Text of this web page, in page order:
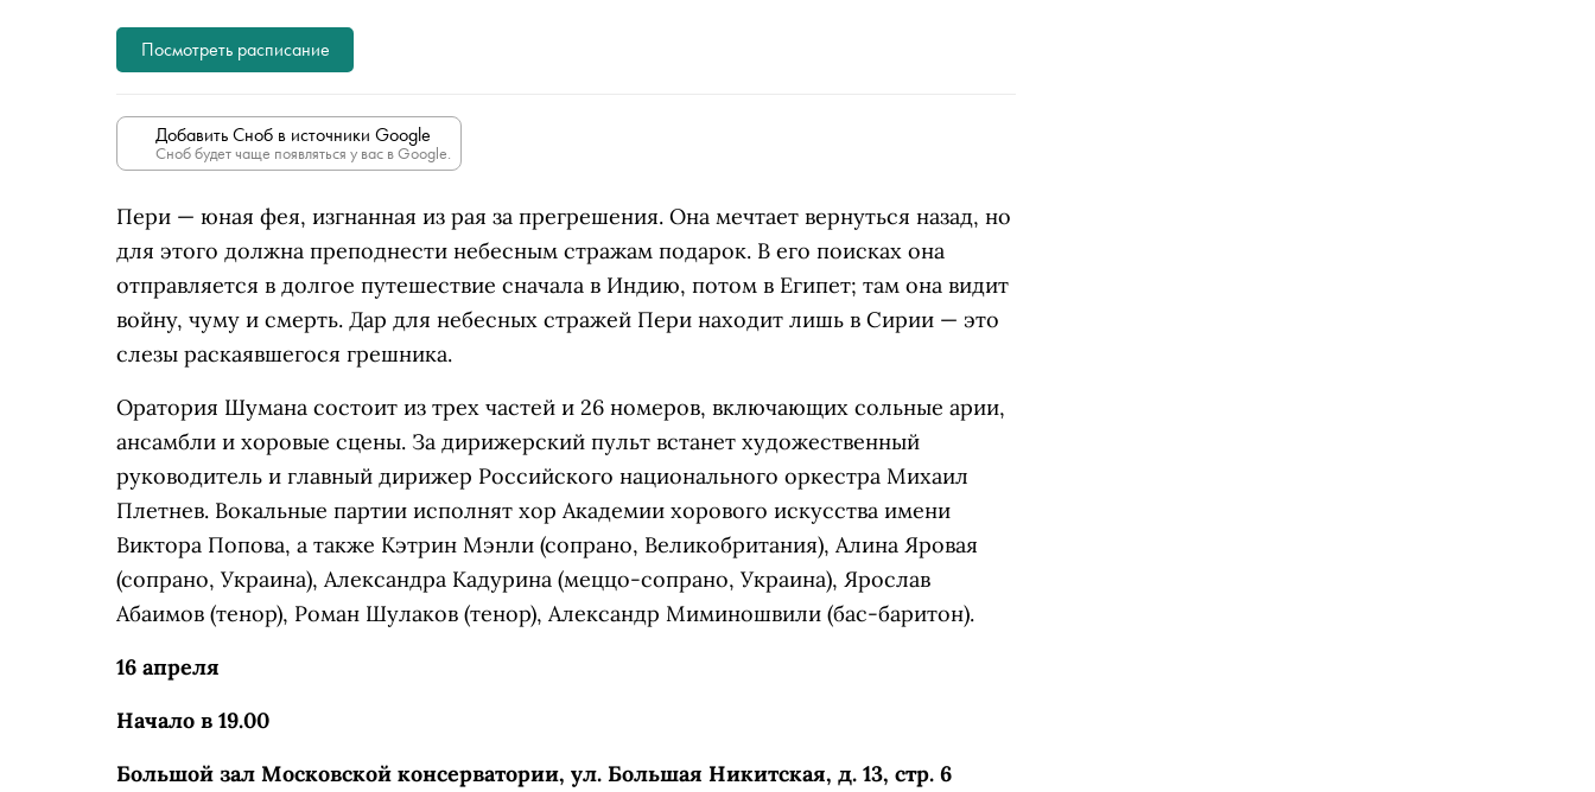
Посмотреть расписание
Добавить Сноб в источники Google
Сноб будет чаще появляться у вас в Google.
Пери — юная фея, изгнанная из рая за прегрешения. Она мечтает вернуться назад, но
для этого должна преподнести небесным стражам подарок. В его поисках она
отправляется в долгое путешествие сначала в Индию, потом в Египет; там она видит
войну, чуму и смерть. Дар для небесных стражей Пери находит лишь в Сирии — это
слезы раскаявшегося грешника.
Оратория Шумана состоит из трех частей и 26 номеров, включающих сольные арии,
ансамбли и хоровые сцены. За дирижерский пульт встанет художественный
руководитель и главный дирижер Российского национального оркестра Михаил
Плетнев. Вокальные партии исполнят хор Академии хорового искусства имени
Виктора Попова, а также Кэтрин Мэнли (сопрано, Великобритания), Алина Яровая
(сопрано, Украина), Александра Кадурина (меццо-сопрано, Украина), Ярослав
Абаимов (тенор), Роман Шулаков (тенор), Александр Миминошвили (бас-баритон).
16 апреля
Начало в 19.00
Большой зал Московской консерватории, ул. Большая Никитская, д. 13, стр. 6